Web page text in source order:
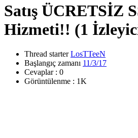
Satış ÜCRETSİZ
Hizmeti!! (1
Thread starter LosTTeeN
Başlangıç zamanı 11/3/17
Cevaplar : 0
Görüntülenme : 1K